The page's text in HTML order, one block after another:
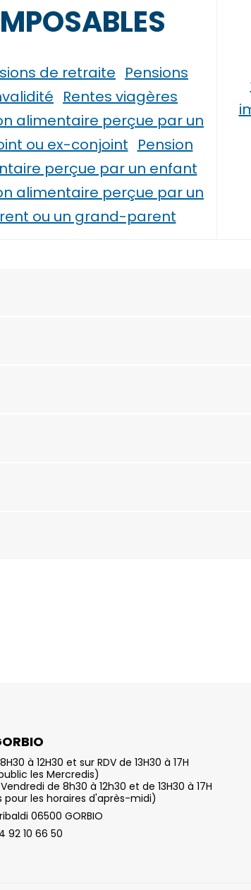
de retraite Pensions
Rentes viagères
alimentaire perçue par un
ou ex-conjoint Pension
perçue par un enfant
alimentaire perçue par un
ou un grand-parent
à 12H30 et sur RDV de 13H30 à 17H
les Mercredis)
de 8h30 à 12h30 et de 13H30 à 17H
les horaires d'après-midi)
06500 GORBIO
92 10 66 50